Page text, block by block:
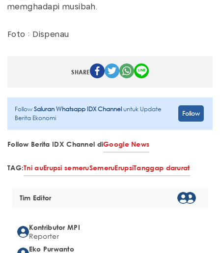
memghadapi musibah.
Foto : Dispenau
SHARE
FollowSaluran Whatsapp IDX Channeluntuk Update
Berita Ekonomi
Follow
Follow Berita IDX Channel diGoogle News
TAG:Tni auErupsi semeruSemeruErupsiTanggap darurat
Tim Editor
Kontributor MPI
Reporter
Eko Purwanto